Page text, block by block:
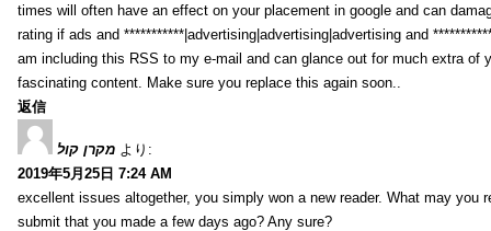
times will often have an effect on your placement in google and can
rating if ads and ***********|advertising|advertising|advertising and
am including this RSS to my e-mail and can glance out for much extra of
fascinating content. Make sure you replace this again soon..
返信
מקרן קול より:
2019年5月25日 7:24 AM
excellent issues altogether, you simply won a new reader. What may you
submit that you made a few days ago? Any sure?